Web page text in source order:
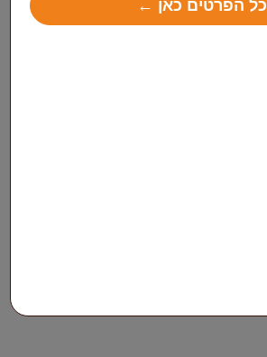
כל הפרטים כאן ←